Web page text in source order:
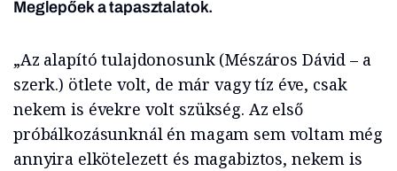
Meglepőek a tapasztalatok.
„Az alapító tulajdonosunk (Mészáros Dávid – a
szerk.) ötlete volt, de már vagy tíz éve, csak
nekem is évekre volt szükség. Az első
próbálkozásunknál én magam sem voltam még
annyira elkötelezett és magabiztos, nekem is